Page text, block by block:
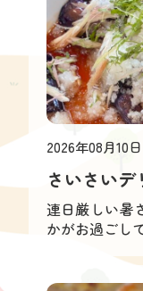
2026年08月10日
さいさい
連日厳しい暑
かがお過ごし